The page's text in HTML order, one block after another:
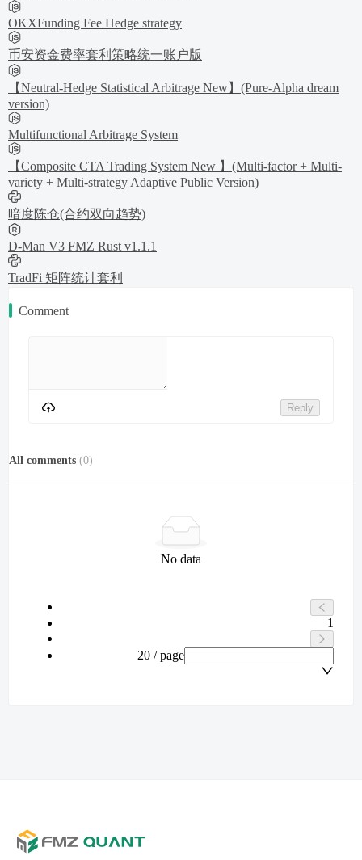
OKXFunding Fee Hedge strategy
币安资金费率套利策略统一账户版
【Neutral-Hedge Statistical Arbitrage New】(Pure-Alpha dream
version)
Multifunctional Arbitrage System
【Composite CTA Trading System New 】(Multi-factor + Multi-
variety + Multi-strategy Adaptive Public Version)
暗度陈仓(合约双向趋势)
D-Man V3 FMZ Rust v1.1.1
TradFi 矩阵统计套利
Comment
Reply
All comments (0)
No data
1
20 / page